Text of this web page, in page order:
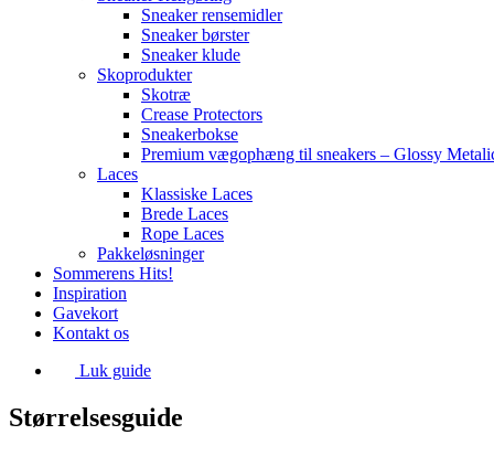
Sneaker rensemidler
Sneaker børster
Sneaker klude
Skoprodukter
Skotræ
Crease Protectors
Sneakerbokse
Premium vægophæng til sneakers – Glossy
Laces
Klassiske Laces
Brede Laces
Rope Laces
Pakkeløsninger
Sommerens Hits!
Inspiration
Gavekort
Kontakt os
Luk guide
Størrelsesguide